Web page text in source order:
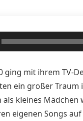
ging mit ihrem TV-
ein großer Traum
als kleines Mädchen
eigenen Songs